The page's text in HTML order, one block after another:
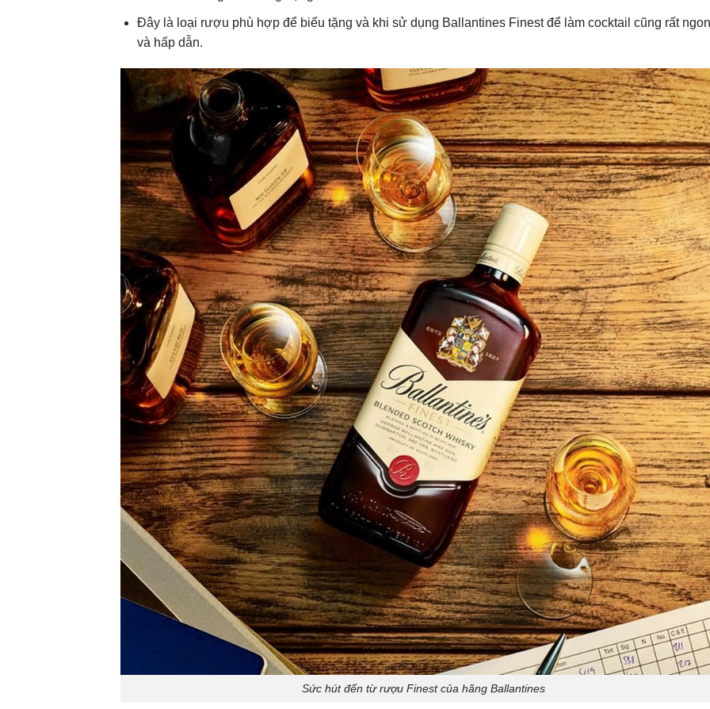
Đây là loại rượu phù hợp để biếu tặng và khi sử dụng Ballantines Finest để làm cocktail cũng rất ngon
và hấp dẫn.
Sức hút đến từ rượu Finest của hãng Ballantines